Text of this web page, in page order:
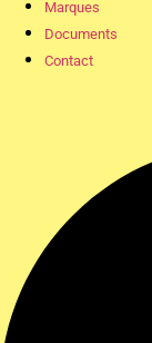
Marques
Documents
Contact